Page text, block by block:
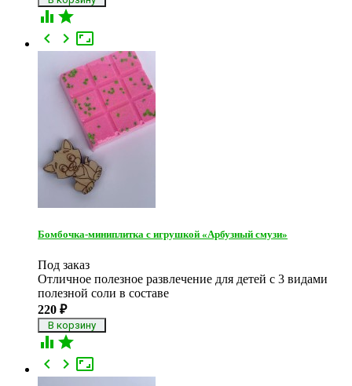
 

 
Бомбочка-миниплитка с игрушкой «Арбузный смузи»
Под заказ
Отличное полезное развлечение для детей с 3 видами
полезной соли в составе
220 ₽
 

 